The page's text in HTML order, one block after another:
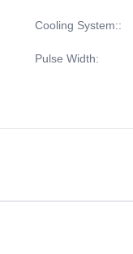
Cooling System::
Pulse Width: